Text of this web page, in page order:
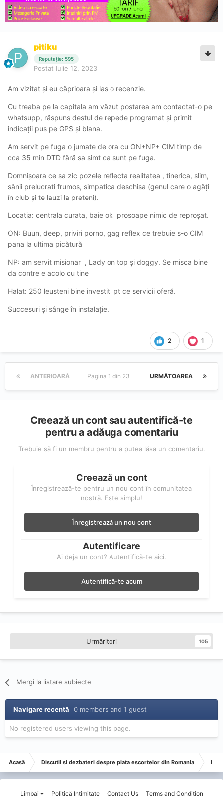
pitiku
Reputație: 595
Postat Iulie 12, 2023
Am vizitat și eu căprioara și las o recenzie.
Cu treaba pe la capitala am văzut postarea am contactat-o pe
whatsupp, răspuns destul de repede programat și primit
indicații pus pe GPS și blana.
Am servit pe fuga o jumate de ora cu ON+NP+ CIM timp de
cca 35 min DTD fără sa simt ca sunt pe fuga.
Domnișoara ce sa zic pozele reflecta realitatea , tinerica, slim,
sânii prelucrati frumos, simpatica deschisa (genul care o agăți
în club și te lauzi la preteni).
Locatia: centrala curata, baie ok prosoape nimic de reproșat.
ON: Buun, deep, priviri porno, gag reflex ce trebuie s-o CIM
pana la ultima picătură
NP: am servit misionar , Lady on top și doggy. Se misca bine
da contre e acolo cu tine
Halat: 250 leusteni bine investiti pt ce servicii oferă.
Succesuri și sânge în instalație.
2 1
ANTERIOARĂ URMĂTOAREA
Pagina 1 din 23
Creează un cont sau autentifică-te
pentru a adăuga comentariu
Trebuie să fi un membru pentru a putea lăsa un comentariu.
Creează un cont
Înregistrează-te pentru un nou cont în comunitatea
nostră. Este simplu!
Înregistrează un nou cont
Autentificare
Ai deja un cont? Autentifică-te aici.
Autentifică-te acum
Urmăritori 105
Mergi la listare subiecte
Navigare recentă 0 members and 1 guest
No registered users viewing this page.
Acasă Discutii si dezbateri despre piata escortelor din Romania
Limbaj Politică Intimitate Contact Us Terms and Condition